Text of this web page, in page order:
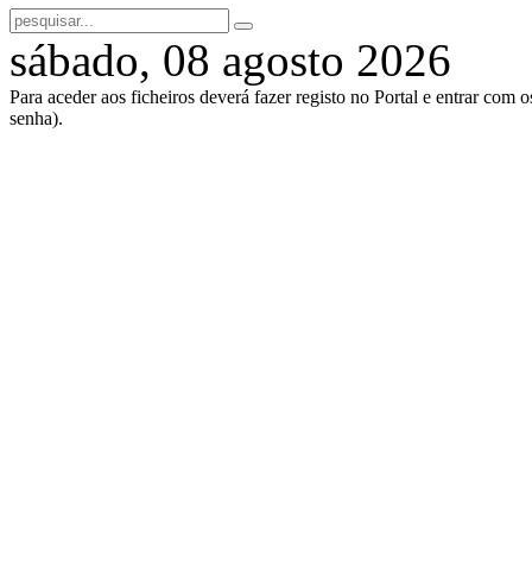
sábado, 08 agosto 2026
Para aceder aos ficheiros deverá fazer registo no Portal e entrar com
senha).